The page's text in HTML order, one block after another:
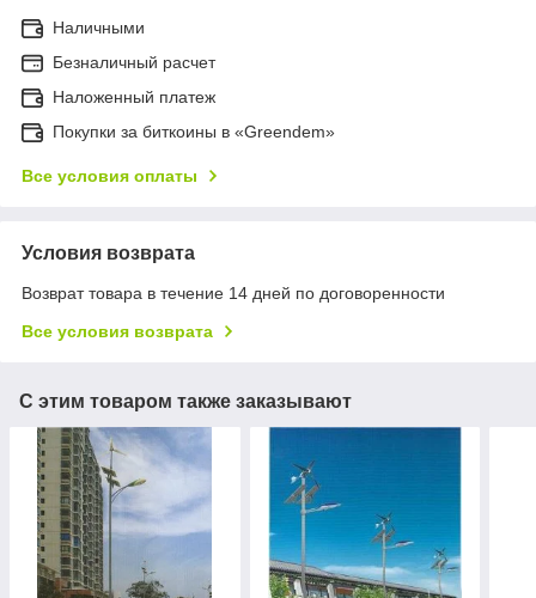
Наличными
Безналичный расчет
Наложенный платеж
Покупки за биткоины в «Greendem»
Все условия оплаты
Условия возврата
Возврат товара в течение 14 дней по договоренности
Все условия возврата
С этим товаром также заказывают